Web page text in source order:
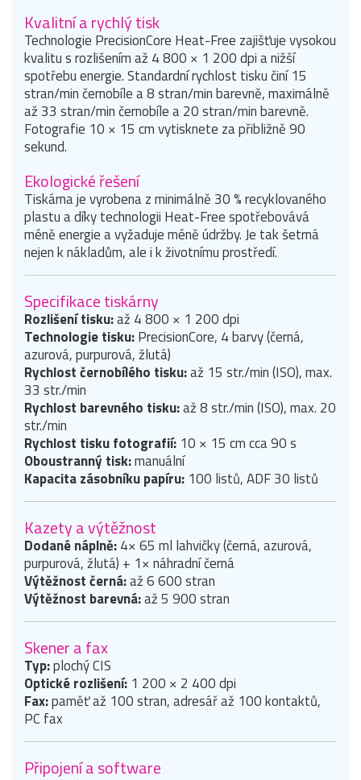
Kvalitní a rychlý tisk
Technologie PrecisionCore Heat-Free zajišťuje vysokou
kvalitu s rozlišením až 4 800 × 1 200 dpi a nižší
spotřebu energie. Standardní rychlost tisku činí 15
stran/min černobíle a 8 stran/min barevně, maximálně
až 33 stran/min černobíle a 20 stran/min barevně.
Fotografie 10 × 15 cm vytisknete za přibližně 90
sekund.
Ekologické řešení
Tiskárna je vyrobena z minimálně 30 % recyklovaného
plastu a díky technologii Heat-Free spotřebovává
méně energie a vyžaduje méně údržby. Je tak šetrná
nejen k nákladům, ale i k životnímu prostředí.
Specifikace tiskárny
Rozlišení tisku:až 4 800 × 1 200 dpi
Technologie tisku:PrecisionCore, 4 barvy (černá,
azurová, purpurová, žlutá)
Rychlost černobílého tisku:až 15 str./min (ISO), max.
33 str./min
Rychlost barevného tisku:až 8 str./min (ISO), max. 20
str./min
Rychlost tisku fotografií: 10 × 15 cm cca 90 s
Oboustranný tisk:manuální
Kapacita zásobníku papíru: 100 listů, ADF 30 listů
Kazety a výtěžnost
Dodané náplně:4× 65 ml lahvičky (černá, azurová,
purpurová, žlutá) + 1× náhradní černá
Výtěžnost černá:až 6 600 stran
Výtěžnost barevná:až 5 900 stran
Skener a fax
Typ:plochý CIS
Optické rozlišení: 1 200 × 2 400 dpi
Fax:paměť až 100 stran, adresář až 100 kontaktů,
PC fax
Připojení a software